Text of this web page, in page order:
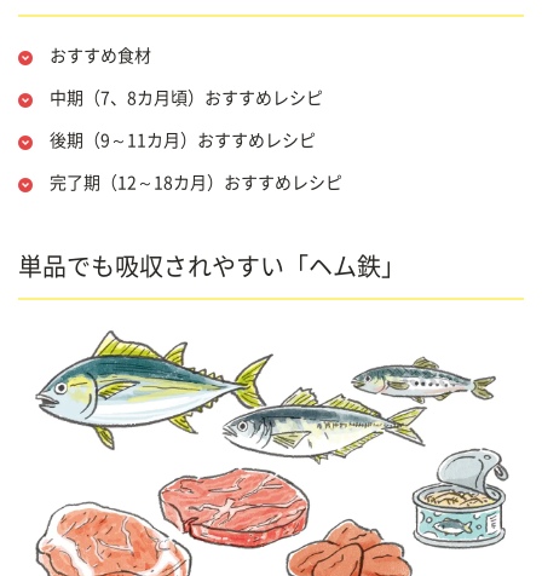
おすすめ食材
中期（7、8カ月頃）おすすめレシピ
後期（9～11カ月）おすすめレシピ
完了期（12～18カ月）おすすめレシピ
単品でも吸収されやすい「ヘム鉄」